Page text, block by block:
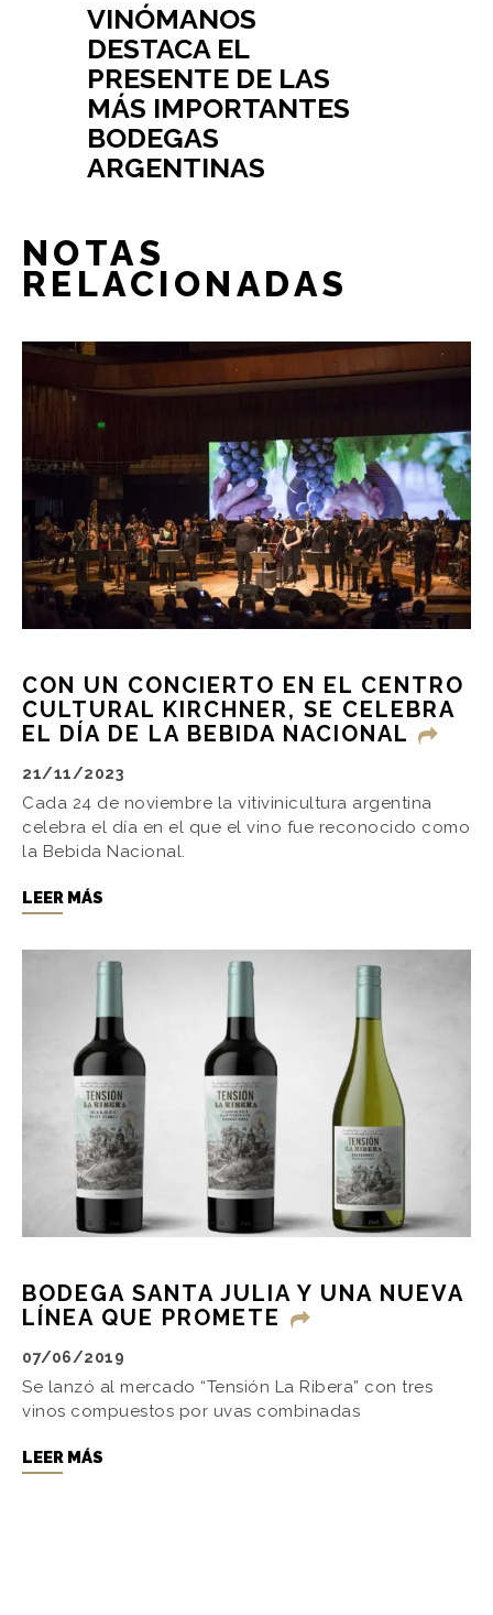
VINÓMANOS
DESTACA EL
PRESENTE DE LAS
MÁS IMPORTANTES
BODEGAS
ARGENTINAS
NOTAS
RELACIONADAS
CON UN CONCIERTO EN EL CENTRO
CULTURAL KIRCHNER, SE CELEBRA
EL DÍA DE LA BEBIDA NACIONAL
21/11/2023
Cada 24 de noviembre la vitivinicultura argentina
celebra el día en el que el vino fue reconocido como
la Bebida Nacional.
LEER MÁS
BODEGA SANTA JULIA Y UNA NUEVA
LÍNEA QUE PROMETE
07/06/2019
Se lanzó al mercado “Tensión La Ribera” con tres
vinos compuestos por uvas combinadas
LEER MÁS